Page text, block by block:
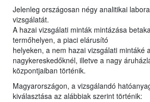
Jelenleg országosan négy analitikai
vizsgálatát.
A hazai vizsgálati minták mintázása
termőhelyen, a piaci elárusító
helyeken, a nem hazai vizsgálati mintáké
nagykereskedőknél, illetve a nagy
központjaiban történik.
Magyarországon, a vizsgálandó
kiválasztása az alábbiak szerint történik: